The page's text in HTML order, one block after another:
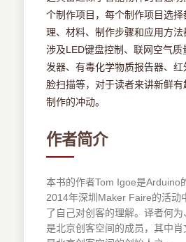
个制作项目，每个制作项目选
理、材料、制作步骤和应用方法
涉及LED键盘控制、联网空气
发器、有毒化学物质报告器、
脸扫描等，对于读者来讲新鲜
制作的冲动。
作者简介
本书的作者Tom Igoe是Arduino
2014年深圳Maker Faire的活动
了自己对创客的理解。译者何
是北京创客空间的成员，其中肖